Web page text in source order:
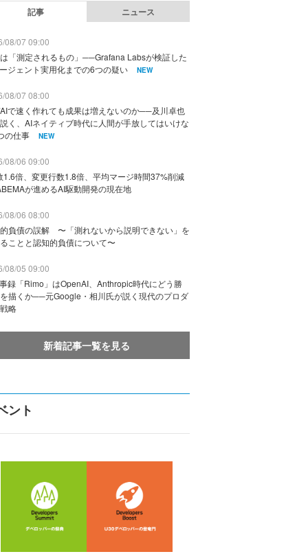
記事 ニュース
08/07 09:00
「測定されるもの」──Grafana Labsが検証した
ジェント実用化までの6つの疑い
NEW
08/07 08:00
で速く作れても成果は増えないのか──及川卓也
く、AIネイティブ時代に人間が手放してはいけな
の仕事
NEW
08/06 09:00
1.6倍、変更行数1.8倍、平均マージ時間37%削減
が進めるAI駆動開発の現在地
08/06 08:00
負債の誤解 〜「測れないから説明できない」を
ことと認知的負債について〜
08/05 09:00
録「Rimo」はOpenAI、Anthropic時代にどう勝
描くか──元Google・相川氏が説く現代のプロダ
略
新着記事一覧を見る
ント